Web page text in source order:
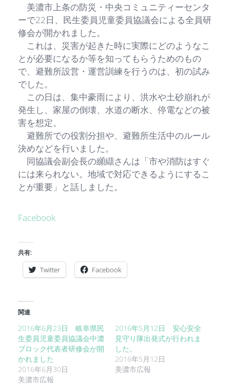
美濃市上条の防災・中央コミュニティーセンタ
ーで22日、民生委員児童委員協議会による全員研
修会が開かれました。
これは、災害が起きた時に実際にどのようなこ
とが必要になるか等を知ってもらうためのもの
で、避難所設営・運営訓練を行うのは、初の試み
でした。
この日は、集中豪雨により、洪水や土砂崩れが
発生し、家屋の倒壊、水道の断水、停電などの被
害を想定。
避難所での役割分担や、避難所生活中のルール
決めなどを行いました。
同協議会副会長の纐纈さんは「市や消防はすぐ
には来られない。地域で対応できるようにするこ
とが重要」と話しました。
Facebook
共有:
Twitter Facebook
関連
2016年6月23日 岐阜県民
生委員児童委員協議会中濃
ブロック代表者研修会が開
かれました
2016年6月30日
美濃市広報
2016年5月12日 安心安全
見守り隊出発式が行われま
した。
2016年5月12日
美濃市広報